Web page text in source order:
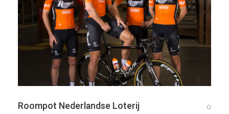
Roompot Nederlandse Loterij
0